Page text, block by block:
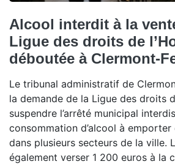
Alcool interdit à la
Ligue des droits de
déboutée à Clermont-
Le tribunal administratif de
la demande de la Ligue des droits
suspendre l’arrêté municipal
consommation d’alcool à
dans plusieurs secteurs de la ville.
également verser 1 200 euros à la